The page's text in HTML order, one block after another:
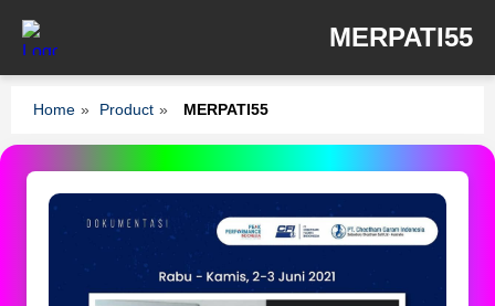
MERPATI55
Home » Product » MERPATI55